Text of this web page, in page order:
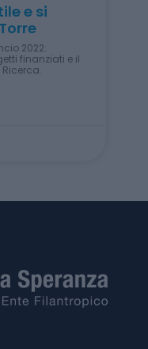
e si
2022:
finanziati e il